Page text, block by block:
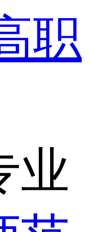
职
业